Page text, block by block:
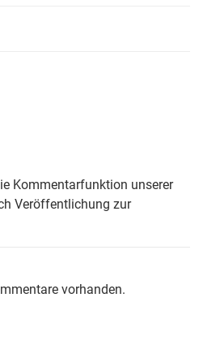
Kommentarfunktion unserer
Veröffentlichung zur
vorhanden.